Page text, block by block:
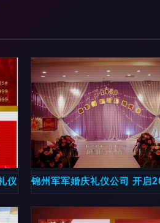
仪的服务精髓
锦州军军婚庆礼仪公司 开启